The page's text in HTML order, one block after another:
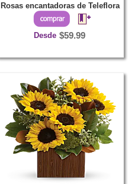
Rosas encantadoras de Teleflora
Desde $59.99